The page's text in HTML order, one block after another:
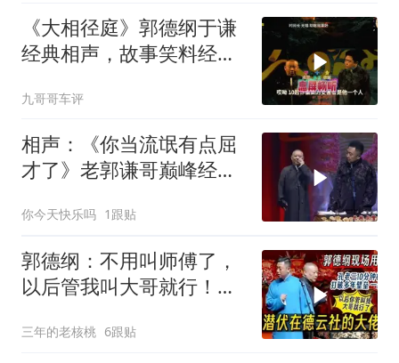
《大相径庭》郭德纲于谦
经典相声，故事笑料经典
九哥哥车评
相声：《你当流氓有点屈
才了》老郭谦哥巅峰经典
你今天快乐吗 1跟贴
郭德纲：不用叫师傅了，
以后管我叫大哥就行！孔
三年的老核桃 6跟贴